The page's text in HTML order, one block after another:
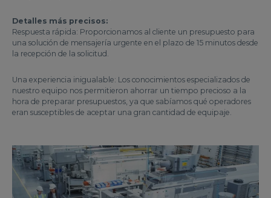
Detalles más precisos:
Respuesta rápida: Proporcionamos al cliente un presupuesto para
una solución de mensajería urgente en el plazo de 15 minutos desde
la recepción de la solicitud.
Una experiencia inigualable: Los conocimientos especializados de
nuestro equipo nos permitieron ahorrar un tiempo precioso a la
hora de preparar presupuestos, ya que sabíamos qué operadores
eran susceptibles de aceptar una gran cantidad de equipaje.